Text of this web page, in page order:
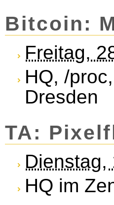
Bitcoin:
Freitag,
HQ, /
Dresden
TA:
Dienstag,
HQ im